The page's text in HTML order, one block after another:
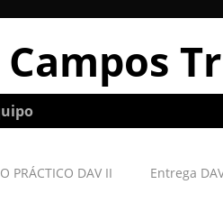
PRÁCTICO DAV II
Entrega